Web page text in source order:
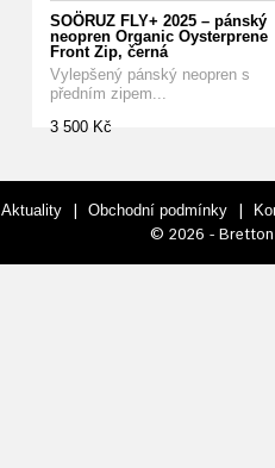
SOÖRUZ FLY+ 2025 – pánský
neopren Organic Oysterprene
Front Zip, černá
Vylepšený pánský neopren s
předním zipem...
3 500 Kč
Aktuality | Obchodní podmínky |
© 2026 - Bretton